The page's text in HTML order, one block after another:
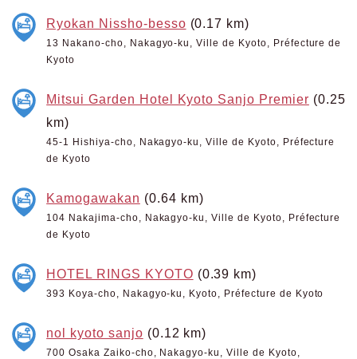
Ryokan Nissho-besso (0.17 km)
13 Nakano-cho, Nakagyo-ku, Ville de Kyoto, Préfecture de
Kyoto
Mitsui Garden Hotel Kyoto Sanjo Premier (0.25
km)
45-1 Hishiya-cho, Nakagyo-ku, Ville de Kyoto, Préfecture
de Kyoto
Kamogawakan (0.64 km)
104 Nakajima-cho, Nakagyo-ku, Ville de Kyoto, Préfecture
de Kyoto
HOTEL RINGS KYOTO (0.39 km)
393 Koya-cho, Nakagyo-ku, Kyoto, Préfecture de Kyoto
nol kyoto sanjo (0.12 km)
700 Osaka Zaiko-cho, Nakagyo-ku, Ville de Kyoto,